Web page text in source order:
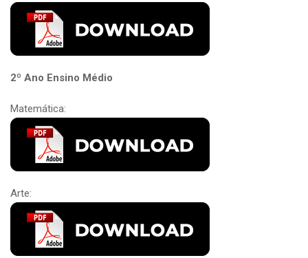
2º Ano Ensino Médio
Matemática:
Arte: